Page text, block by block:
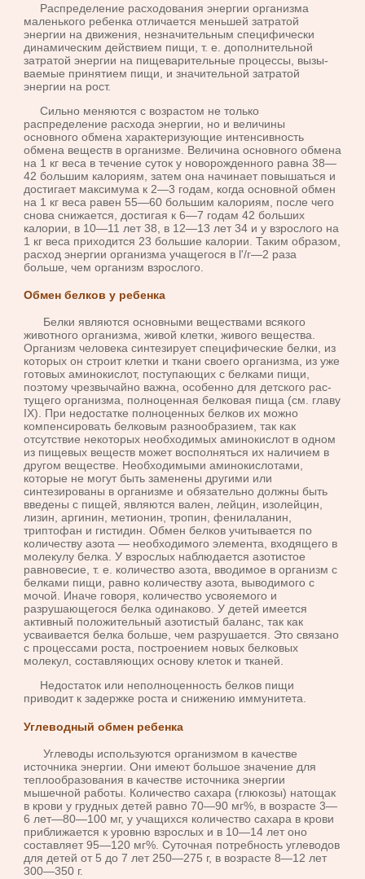
Распределение расходования энергии организ­ма
маленького ребенка отличается меньшей затратой
энергии на движе­ния, незначительным специфически
динамическим действием пищи, т. е. дополнительной
затратой энергии на пищеварительные процессы, вызы­
ваемые принятием пищи, и значительной затратой
энергии на рост.
Сильно меняются с возрастом не только
распределение расхода энергии, но и величины
основного обмена характеризующие интенсив­ность
обмена веществ в организме. Величина основного обмена
на 1 кг веса в течение суток у новорожденного равна 38—
42 большим калори­ям, затем она начинает повышаться и
достигает максимума к 2—3 годам, когда основной обмен
на 1 кг веса равен 55—60 большим кало­риям, после чего
снова снижается, достигая к 6—7 годам 42 больших
калории, в 10—11 лет 38, в 12—13 лет 34 и у взрослого на
1 кг веса при­ходится 23 большие калории. Таким образом,
расход энергии организ­ма учащегося в l'/г—2 раза
больше, чем организм взрослого.
Обмен белков у ребенка
Белки являются основными веществами всякого
животного организма, живой клетки, живого вещества.
Организм чело­века синтезирует специфические белки, из
которых он строит клетки и ткани своего организма, из уже
готовых аминокислот, поступающих с белками пищи,
поэтому чрезвычайно важна, особенно для детского рас­
тущего организма, полноценная белковая пища (см. главу
IX). При недостатке полноценных белков их можно
компенсировать белковым разнообразием, так как
отсутствие некоторых необходимых аминокислот в одном
из пищевых веществ может восполняться их наличием в
другом веществе. Необходимыми аминокислотами,
которые не могут быть заменены другими или
синтезированы в организме и обязательно должны быть
введены с пищей, являются вален, лейцин, изолейцин,
ли­зин, аргинин, метионин, тропин, фенилаланин,
триптофан и гистидин. Обмен белков учитывается по
количеству азота — необходимого элемен­та, входящего в
молекулу белка. У взрослых наблюдается азотистое
равновесие, т. е. количество азота, вводимое в организм с
белками пи­щи, равно количеству азота, выводимого с
мочой. Иначе говоря, количе­ство усвояемого и
разрушающегося белка одинаково. У детей имеется
активный положительный азотистый баланс, так как
усваивается белка больше, чем разрушается. Это связано
с процессами роста, построением новых белковых
молекул, составляющих основу клеток и тканей.
Недостаток или неполноценность белков пищи
приводит к задерж­ке роста и снижению иммунитета.
Углеводный обмен ребенка
Углеводы используются организмом в ка­честве
источника энергии. Они имеют большое значение для
теплообра­зования в качестве источника энергии
мышечной работы. Количество сахара (глюкозы) натощак
в крови у грудных детей равно 70—90 мг%, в возрасте 3—
6 лет—80—100 мг, у учащихся количество сахара в крови
приближается к уровню взрослых и в 10—14 лет оно
составляет 95—120 мг%. Суточная потребность углеводов
для детей от 5 до 7 лет 250—275 г, в возрасте 8—12 лет
300—350 г.